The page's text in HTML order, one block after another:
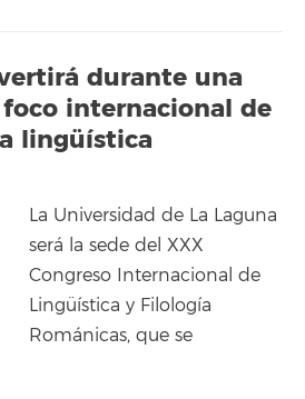
durante una
internacional de
lingüística
La Universidad de La Laguna
será la sede del XXX
Congreso Internacional de
Lingüística y Filología
Románicas, que se